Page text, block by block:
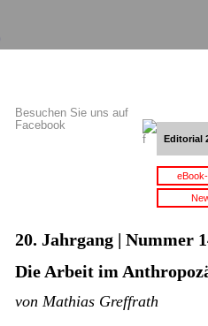
Besuchen Sie uns auf
Facebook
Editorial
20. Jahrgang | Nummer
Die Arbeit im
von Mathias Greffrath